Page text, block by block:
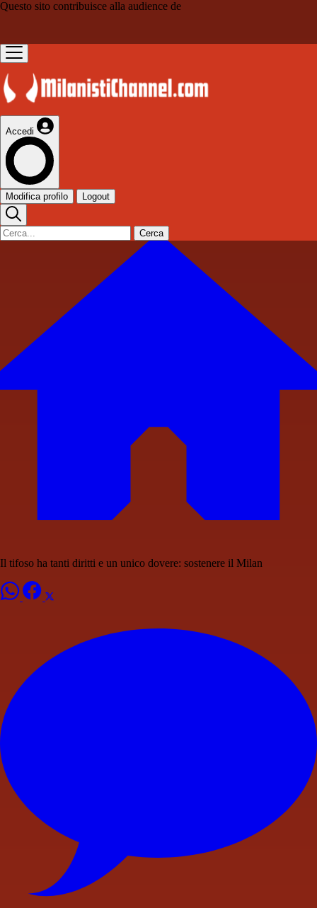
Questo sito contribuisce alla audience de
Accedi
Modifica profilo Logout
Cerca
Il tifoso ha tanti diritti e un unico dovere: sostenere il Milan